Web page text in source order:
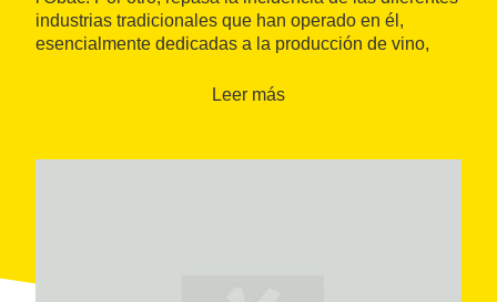
industrias tradicionales que han operado en él,
esencialmente dedicadas a la producción de vino,
bandolero local conocido como Capablanca.
Leer más